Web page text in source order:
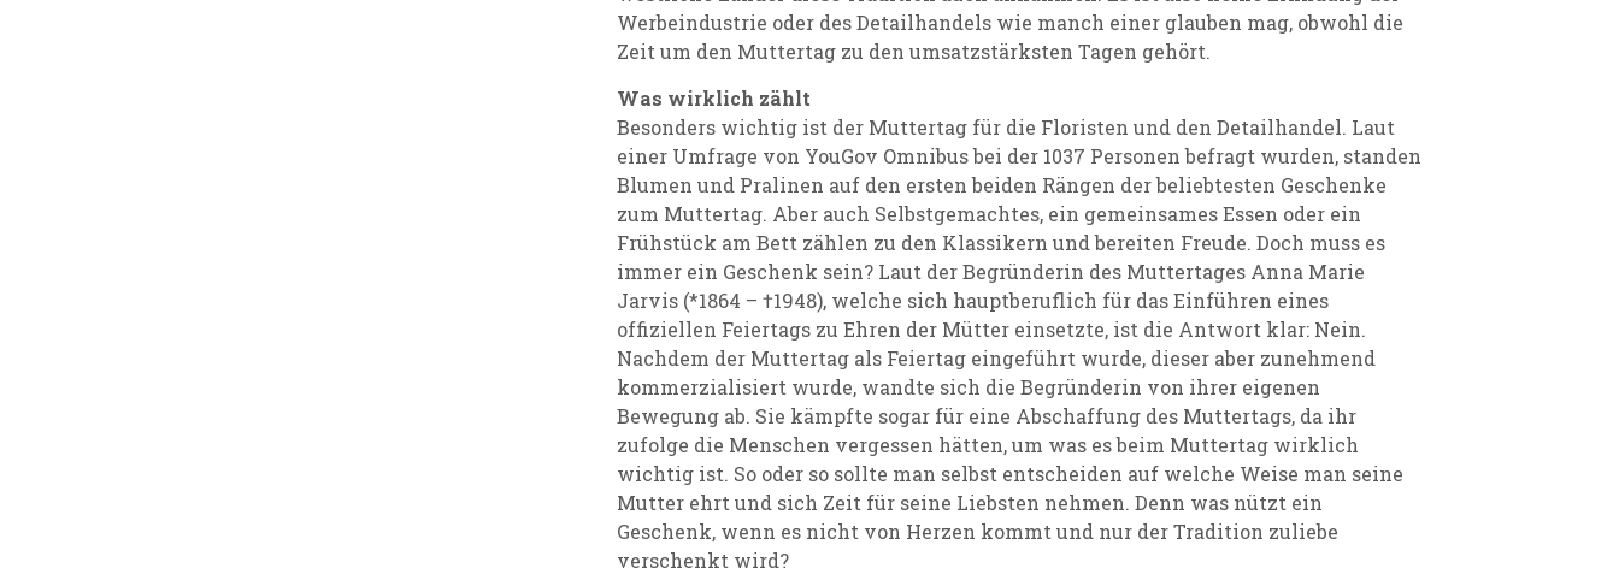
Werbeindustrie oder des Detailhandels wie manch einer glauben mag, obwohl die
Zeit um den Muttertag zu den umsatzstärksten Tagen gehört.
Was wirklich zählt
Besonders wichtig ist der Muttertag für die Floristen und den Detailhandel. Laut
einer Umfrage von YouGov Omnibus bei der 1037 Personen befragt wurden, standen
Blumen und Pralinen auf den ersten beiden Rängen der beliebtesten Geschenke
zum Muttertag. Aber auch Selbstgemachtes, ein gemeinsames Essen oder ein
Frühstück am Bett zählen zu den Klassikern und bereiten Freude. Doch muss es
immer ein Geschenk sein? Laut der Begründerin des Muttertages Anna Marie
Jarvis (*1864 – †1948), welche sich hauptberuflich für das Einführen eines
offiziellen Feiertags zu Ehren der Mütter einsetzte, ist die Antwort klar: Nein.
Nachdem der Muttertag als Feiertag eingeführt wurde, dieser aber zunehmend
kommerzialisiert wurde, wandte sich die Begründerin von ihrer eigenen
Bewegung ab. Sie kämpfte sogar für eine Abschaffung des Muttertags, da ihr
zufolge die Menschen vergessen hätten, um was es beim Muttertag wirklich
wichtig ist. So oder so sollte man selbst entscheiden auf welche Weise man seine
Mutter ehrt und sich Zeit für seine Liebsten nehmen. Denn was nützt ein
Geschenk, wenn es nicht von Herzen kommt und nur der Tradition zuliebe
verschenkt wird?